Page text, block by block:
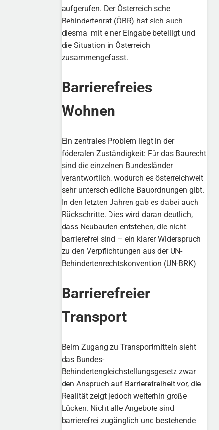
aufgerufen. Der Österreichische
Behindertenrat (ÖBR) hat sich auch
diesmal mit einer Eingabe beteiligt und
die Situation in Österreich
zusammengefasst.
Barrierefreies
Wohnen
Ein zentrales Problem liegt in der
föderalen Zuständigkeit: Für das Baurecht
sind die einzelnen Bundesländer
verantwortlich, wodurch es österreichweit
sehr unterschiedliche Bauordnungen gibt.
In den letzten Jahren gab es dabei auch
Rückschritte. Dies wird daran deutlich,
dass Neubauten entstehen, die nicht
barrierefrei sind – ein klarer Widerspruch
zu den Verpflichtungen aus der UN-
Behindertenrechtskonvention (UN-BRK).
Barrierefreier
Transport
Beim Zugang zu Transportmitteln sieht
das Bundes-
Behindertengleichstellungsgesetz zwar
den Anspruch auf Barrierefreiheit vor, die
Realität zeigt jedoch weiterhin große
Lücken. Nicht alle Angebote sind
barrierefrei zugänglich und bestehende